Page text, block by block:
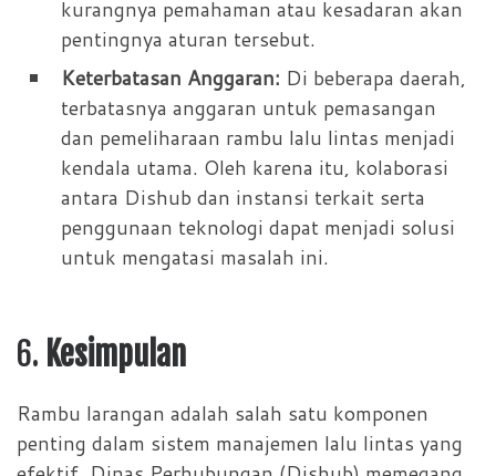
kurangnya pemahaman atau kesadaran akan
pentingnya aturan tersebut.
Keterbatasan Anggaran: Di beberapa daerah,
terbatasnya anggaran untuk pemasangan
dan pemeliharaan rambu lalu lintas menjadi
kendala utama. Oleh karena itu, kolaborasi
antara Dishub dan instansi terkait serta
penggunaan teknologi dapat menjadi solusi
untuk mengatasi masalah ini.
6. Kesimpulan
Rambu larangan adalah salah satu komponen
penting dalam sistem manajemen lalu lintas yang